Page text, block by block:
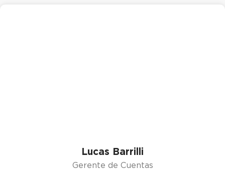
Lucas Barrilli
Gerente de Cuentas